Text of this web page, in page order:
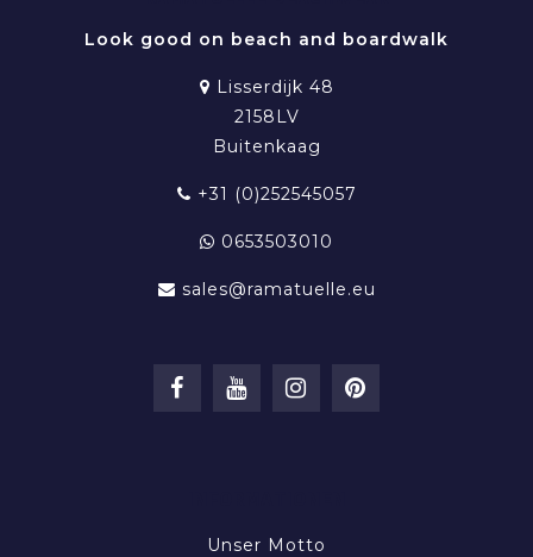
Look good on beach and boardwalk
Lisserdijk 48
2158LV
Buitenkaag
+31 (0)252545057
0653503010
sales@ramatuelle.eu
Unser Motto